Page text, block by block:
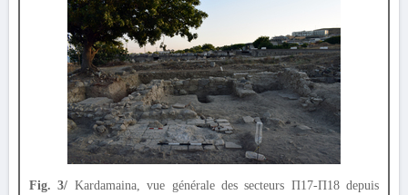
Fig. 3/ Kardamaina, vue générale des secteurs Π17-Π18 depuis